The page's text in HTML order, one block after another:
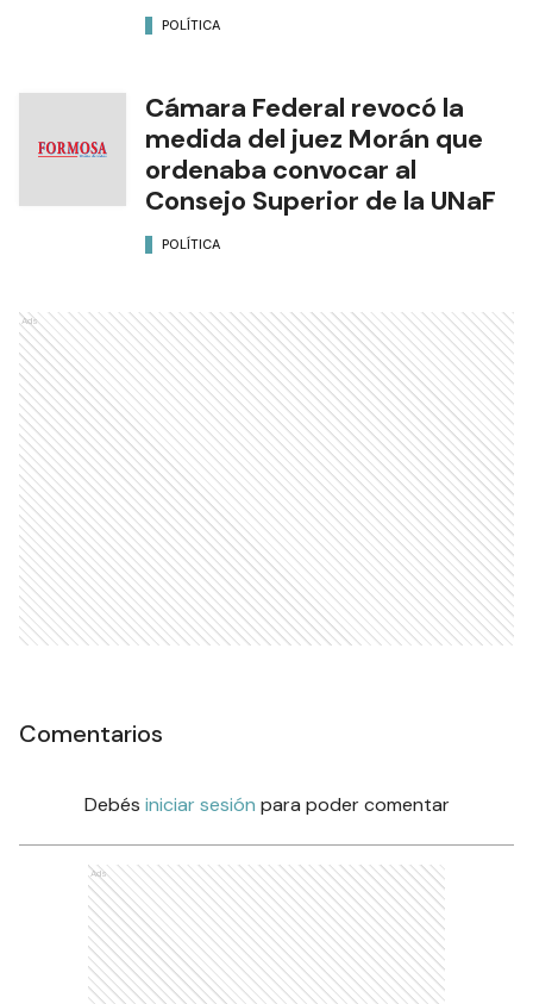
POLÍTICA
Cámara Federal revocó la
medida del juez Morán que
ordenaba convocar al
Consejo Superior de la UNaF
POLÍTICA
Ads
Comentarios
Debés iniciar sesión para poder comentar
Ads